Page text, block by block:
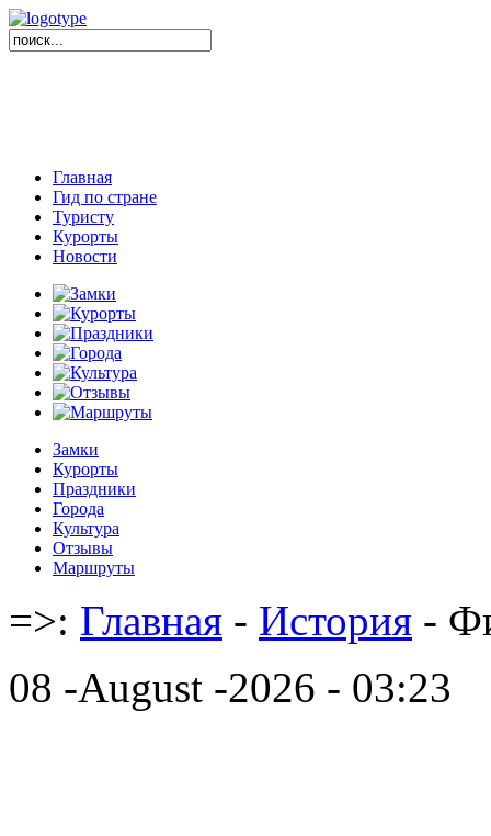
Главная
Гид по стране
Туристу
Курорты
Новости
Замки
Курорты
Праздники
Города
Культура
Отзывы
Маршруты
=>: Главная - История -
08 -August -2026 - 03:23